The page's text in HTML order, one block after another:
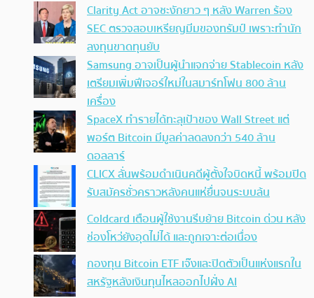
Clarity Act อาจชะงักยาว ๆ หลัง Warren ร้อง
SEC ตรวจสอบเหรียญมีมของทรัมป์ เพราะทำนัก
ลงทุนขาดทุนยับ
Samsung อาจเป็นผู้นำแจกจ่าย Stablecoin หลัง
เตรียมเพิ่มฟีเจอร์ใหม่ในสมาร์ทโฟน 800 ล้าน
เครื่อง
SpaceX ทำรายได้ทะลุเป้าของ Wall Street แต่
พอร์ต Bitcoin มีมูลค่าลดลงกว่า 540 ล้าน
ดอลลาร์
CLICX ลั่นพร้อมดำเนินคดีผู้ตั้งใจบิดหนี้ พร้อมปิด
รับสมัครชั่วคราวหลังคนแห่ยื่นจนระบบล้น
Coldcard เตือนผู้ใช้งานรีบย้าย Bitcoin ด่วน หลัง
ช่องโหว่ยังอุดไม่ได้ และถูกเจาะต่อเนื่อง
กองทุน Bitcoin ETF เจ๊งและปิดตัวเป็นแห่งแรกใน
สหรัฐหลังเงินทุนไหลออกไปฝั่ง AI